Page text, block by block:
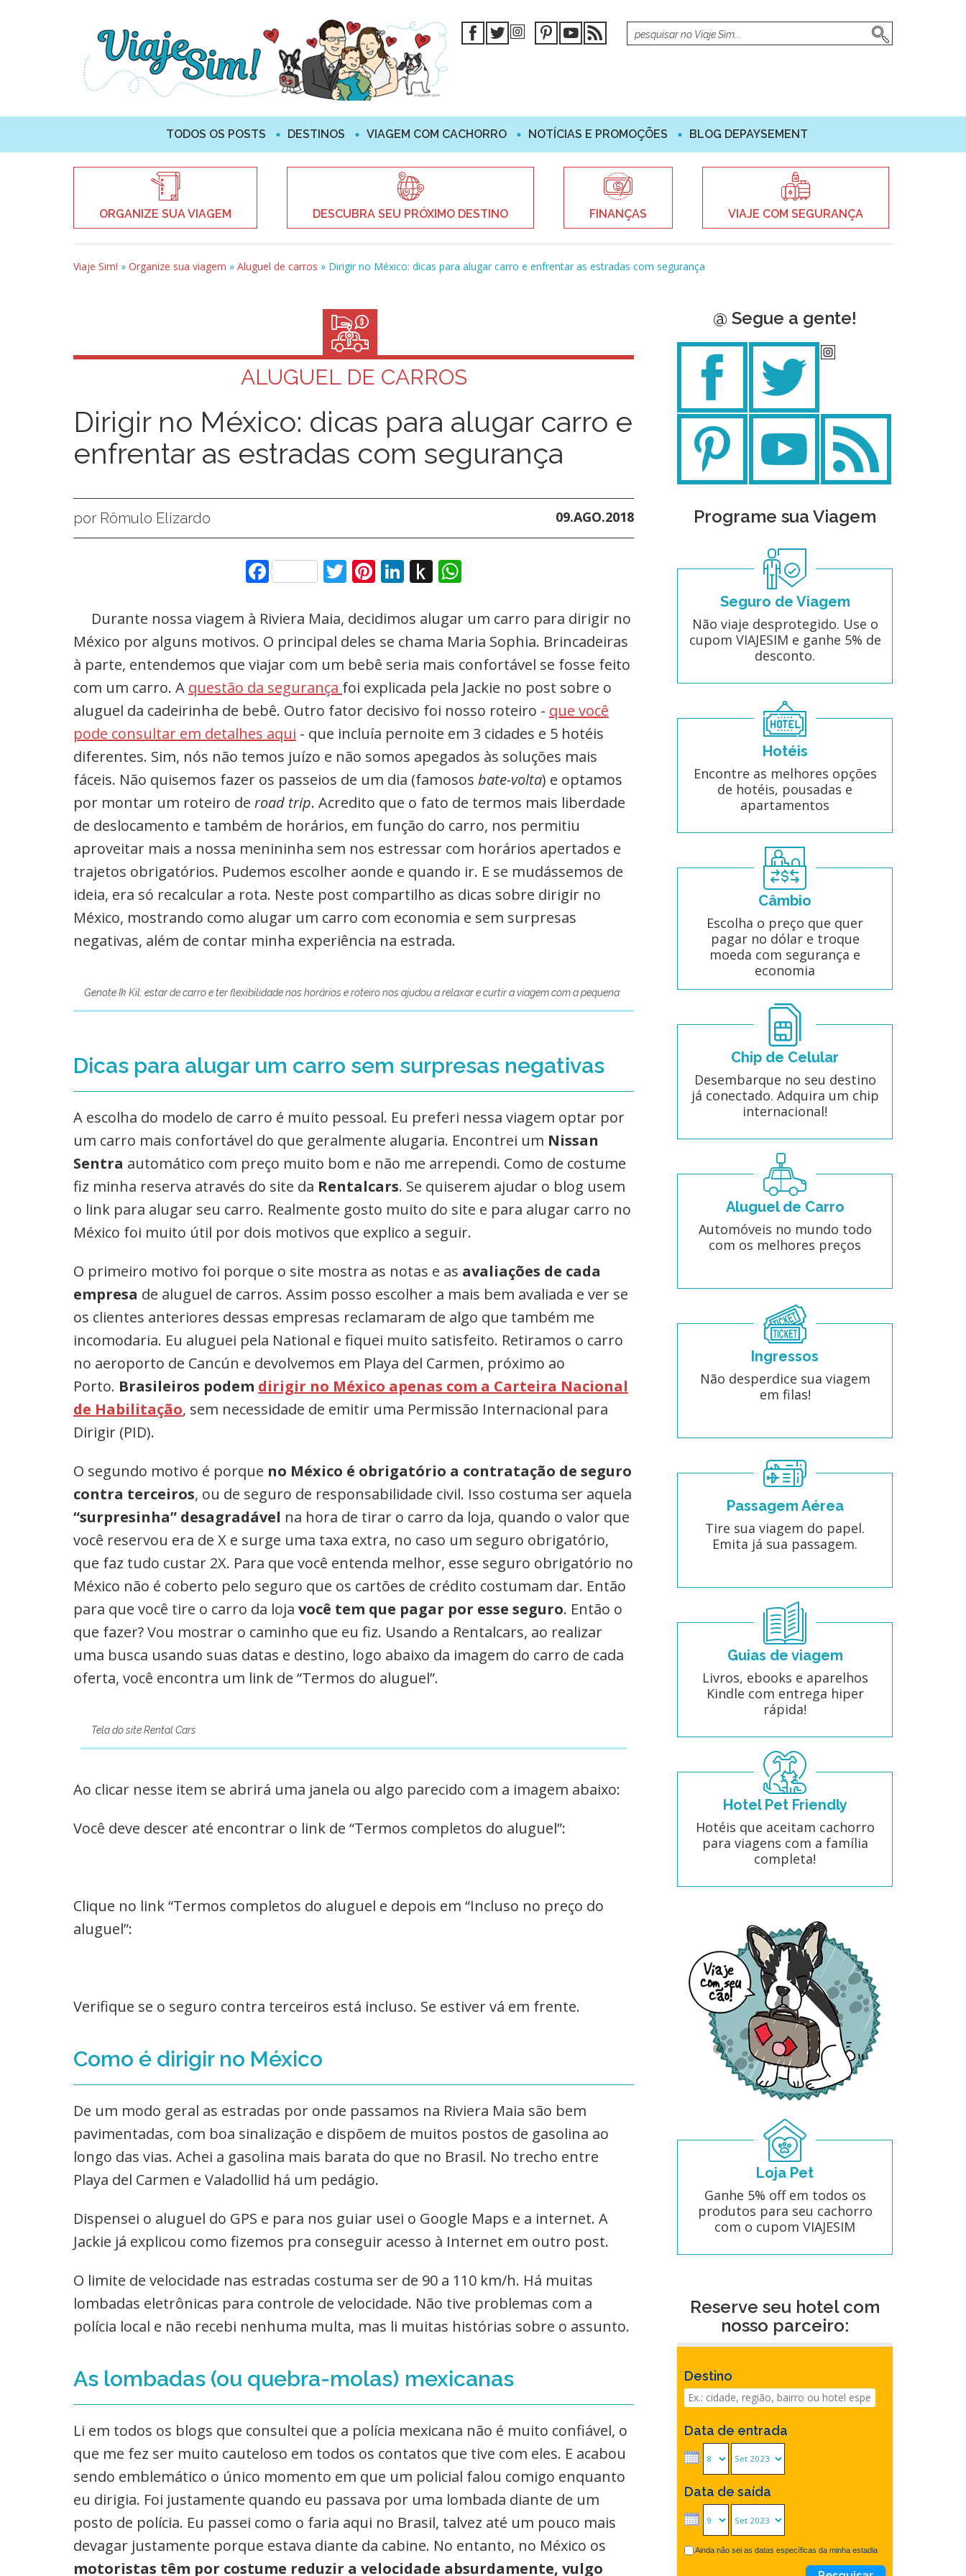
TODOS OS POSTS DESTINOS VIAGEM COM CACHORRO NOTÍCIAS E PROMOÇÕES BLOG DEPAYSEMENT
ORGANIZE SUA VIAGEM DESCUBRA SEU PRÓXIMO DESTINO FINANÇAS VIAJE COM SEGURANÇA
Viaje Sim! » Organize sua viagem » Aluguel de carros » Dirigir no México: dicas para alugar carro e enfrentar as estradas com segurança
ALUGUEL DE CARROS
Dirigir no México: dicas para alugar carro e
enfrentar as estradas com segurança
por Rômulo Elizardo 09.AGO.2018
FacebookTwitter
Pinterest
LinkedIn
Push
Kindle
Durante nossa viagem à Riviera Maia, decidimos alugar um carro para dirigir no
México por alguns motivos. O principal deles se chama Maria Sophia. Brincadeiras
à parte, entendemos que viajar com um bebê seria mais confortável se fosse feito
com um carro. A questão da segurança foi explicada pela Jackie no post sobre o
aluguel da cadeirinha de bebê. Outro fator decisivo foi nosso roteiro - que você
pode consultar em detalhes aqui - que incluía pernoite em 3 cidades e 5 hotéis
diferentes. Sim, nós não temos juízo e não somos apegados às soluções mais
fáceis. Não quisemos fazer os passeios de um dia (famosos bate-volta) e optamos
por montar um roteiro de road trip. Acredito que o fato de termos mais liberdade
de deslocamento e também de horários, em função do carro, nos permitiu
aproveitar mais a nossa menininha sem nos estressar com horários apertados e
trajetos obrigatórios. Pudemos escolher aonde e quando ir. E se mudássemos de
ideia, era só recalcular a rota. Neste post compartilho as dicas sobre dirigir no
México, mostrando como alugar um carro com economia e sem surpresas
negativas, além de contar minha experiência na estrada.
Genote Ik Kil: estar de carro e ter flexibilidade nos horários e roteiro nos ajudou a relaxar e curtir a viagem com a pequena
Dicas para alugar um carro sem surpresas negativas
A escolha do modelo de carro é muito pessoal. Eu preferi nessa viagem optar por
um carro mais confortável do que geralmente alugaria. Encontrei um Nissan
Sentra automático com preço muito bom e não me arrependi. Como de costume
fiz minha reserva através do site da Rentalcars. Se quiserem ajudar o blog usem
o link para alugar seu carro. Realmente gosto muito do site e para alugar carro no
México foi muito útil por dois motivos que explico a seguir.
O primeiro motivo foi porque o site mostra as notas e as avaliações de cada
empresa de aluguel de carros. Assim posso escolher a mais bem avaliada e ver se
os clientes anteriores dessas empresas reclamaram de algo que também me
incomodaria. Eu aluguei pela National e fiquei muito satisfeito. Retiramos o carro
no aeroporto de Cancún e devolvemos em Playa del Carmen, próximo ao
Porto. Brasileiros podem dirigir no México apenas com a Carteira Nacional
de Habilitação, sem necessidade de emitir uma Permissão Internacional para
Dirigir (PID).
O segundo motivo é porque no México é obrigatório a contratação de seguro
contra terceiros, ou de seguro de responsabilidade civil. Isso costuma ser aquela
“surpresinha” desagradável na hora de tirar o carro da loja, quando o valor que
você reservou era de X e surge uma taxa extra, no caso um seguro obrigatório,
que faz tudo custar 2X. Para que você entenda melhor, esse seguro obrigatório no
México não é coberto pelo seguro que os cartões de crédito costumam dar. Então
para que você tire o carro da loja você tem que pagar por esse seguro. Então o
que fazer? Vou mostrar o caminho que eu fiz. Usando a Rentalcars, ao realizar
uma busca usando suas datas e destino, logo abaixo da imagem do carro de cada
oferta, você encontra um link de “Termos do aluguel”.
Tela do site Rental Cars
Ao clicar nesse item se abrirá uma janela ou algo parecido com a imagem abaixo:
Você deve descer até encontrar o link de “Termos completos do aluguel”:
Clique no link “Termos completos do aluguel e depois em “Incluso no preço do
aluguel”:
Verifique se o seguro contra terceiros está incluso. Se estiver vá em frente.
Como é dirigir no México
De um modo geral as estradas por onde passamos na Riviera Maia são bem
pavimentadas, com boa sinalização e dispõem de muitos postos de gasolina ao
longo das vias. Achei a gasolina mais barata do que no Brasil. No trecho entre
Playa del Carmen e Valadollid há um pedágio.
Dispensei o aluguel do GPS e para nos guiar usei o Google Maps e a internet. A
Jackie já explicou como fizemos pra conseguir acesso à Internet em outro post.
O limite de velocidade nas estradas costuma ser de 90 a 110 km/h. Há muitas
lombadas eletrônicas para controle de velocidade. Não tive problemas com a
polícia local e não recebi nenhuma multa, mas li muitas histórias sobre o assunto.
As lombadas (ou quebra-molas) mexicanas
Li em todos os blogs que consultei que a polícia mexicana não é muito confiável, o
que me fez ser muito cauteloso em todos os contatos que tive com eles. E acabou
sendo emblemático o único momento em que um policial falou comigo enquanto
eu dirigia. Foi justamente quando eu passava por uma lombada diante de um
posto de polícia. Eu passei como o faria aqui no Brasil, talvez até um pouco mais
devagar justamente porque estava diante da cabine. No entanto, no México os
motoristas têm por costume reduzir a velocidade absurdamente, vulgo
@ Segue a gente!
Programe sua Viagem
Seguro de Viagem
Não viaje desprotegido. Use o
cupom VIAJESIM e ganhe 5% de
desconto.
Hotéis
Encontre as melhores opções
de hotéis, pousadas e
apartamentos
Câmbio
Escolha o preço que quer
pagar no dólar e troque
moeda com segurança e
economia
Chip de Celular
Desembarque no seu destino
já conectado. Adquira um chip
internacional!
Aluguel de Carro
Automóveis no mundo todo
com os melhores preços
Ingressos
Não desperdice sua viagem
em filas!
Passagem Aérea
Tire sua viagem do papel.
Emita já sua passagem.
Guias de viagem
Livros, ebooks e aparelhos
Kindle com entrega hiper
rápida!
Hotel Pet Friendly
Hotéis que aceitam cachorro
para viagens com a família
completa!
Loja Pet
Ganhe 5% off em todos os
produtos para seu cachorro
com o cupom VIAJESIM
Reserve seu hotel com
nosso parceiro:
Destino
Data de entrada
Data de saída
Ainda não sei as datas específicas da minha estadia